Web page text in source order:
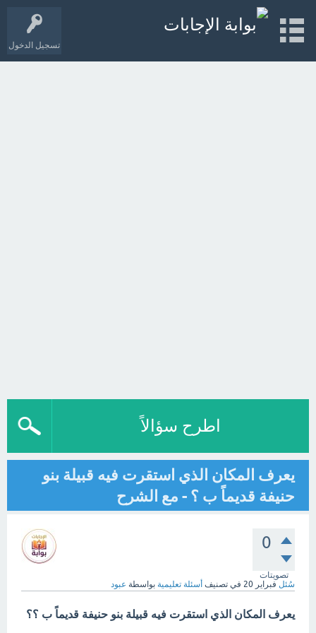
تسجيل الدخول
اطرح سؤالاً
يعرف المكان الذي استقرت فيه قبيلة بنو
حنيفة قديماً ب ؟ - مع الشرح
0
تصويتات
سُئل فبراير 20 في تصنيف أسئلة تعليمية بواسطة عبود
يعرف المكان الذي استقرت فيه قبيلة بنو حنيفة قديماً ب ؟؟